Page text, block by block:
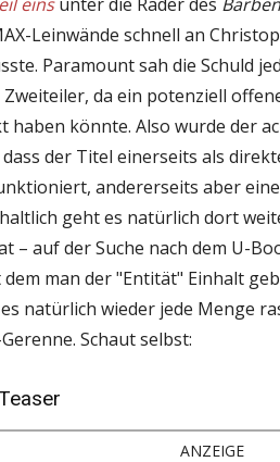
Leinwände schnell an
Paramount sah die Schuld
Zweiteiler, da ein potenziell
haben könnte. Also wurde der
der Titel einerseits als
andererseits aber
geht es natürlich dort
– auf der Suche nach dem U-
man der "Entität" Einhalt
natürlich wieder jede Menge
Schaut selbst:
ANZEIGE